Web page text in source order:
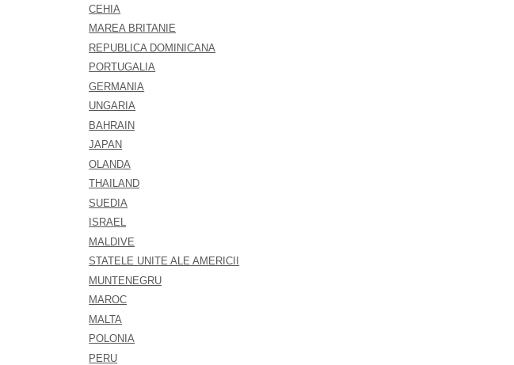
CEHIA
MAREA BRITANIE
REPUBLICA DOMINICANA
PORTUGALIA
GERMANIA
UNGARIA
BAHRAIN
JAPAN
OLANDA
THAILAND
SUEDIA
ISRAEL
MALDIVE
STATELE UNITE ALE AMERICII
MUNTENEGRU
MAROC
MALTA
POLONIA
PERU